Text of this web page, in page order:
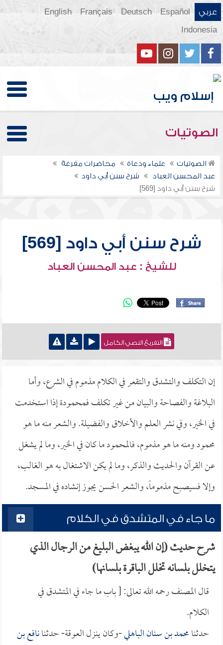
عربي Español
Deutsch
Français
English
Indonesia
الصوتيات
الصوتيات علماء ودعاة
محاضرات مفرغة
عبد المحسن العباد
شرح سنن أبي داود
شرح سنن أبي داود [569]
شرح سنن أبي داود [569]
للشيخ : عبد المحسن العباد
التفريغ النصي الكامل
إن التكلف والتشدق والتقعر في الكلام مذموم في الشرع، وأما
البلاغة والفصاحة والبيان من غير تكلف فمحمودة إذا استخدمت
في الخير، وفي نشر العلم والأخلاق والفضيلة. والشعر منه ما هو
محمود ومنه ما هو مذموم، فالمحمود ما كان في الخير، وما لم يشغل
عن القرآن والحديث والذكر، وما لم يكن الاشتغال به هو الغالب،
وإلا فسيصبح مذموماً، والشعر الحسن يجوز إنشاده في المسجد.
ما جاء في المتشدق في الكلام
شرح حديث (إن الله يبغض البليغ من الرجال الذي
يتخلل بلسانه تخلل الباقرة بلسانها)
قال المصنف رحمه الله تعالى: [ باب ما جاء في المتشدق في
الكلام.
حدثنامحمد بن سنان الباهلي-وكان ينزل العوقة- حدثنانافع بن